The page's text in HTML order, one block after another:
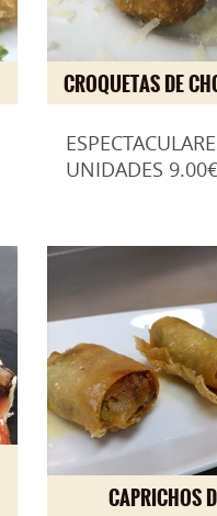
CROQUETAS DE
UNIDADES 9.00€
CAPRICHOS